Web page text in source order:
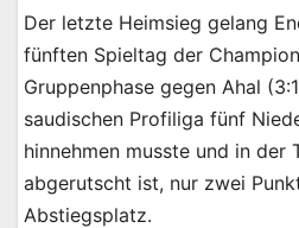
Der letzte Heimsieg gelang
fünften Spieltag der
Gruppenphase gegen Ahal
saudischen Profiliga fünf
hinnehmen musste und in der
abgerutscht ist, nur zwei
Abstiegsplatz.